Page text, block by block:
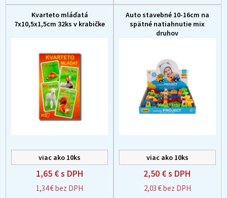
Kvarteto mláďatá
7x10,5x1,5cm 32ks v krabičke
viac ako 10ks
1,65 €s DPH
1,34 €bez DPH
Auto stavebné 10-16cm na
spätné natiahnutie mix
druhov
viac ako 10ks
2,50 €s DPH
2,03 €bez DPH